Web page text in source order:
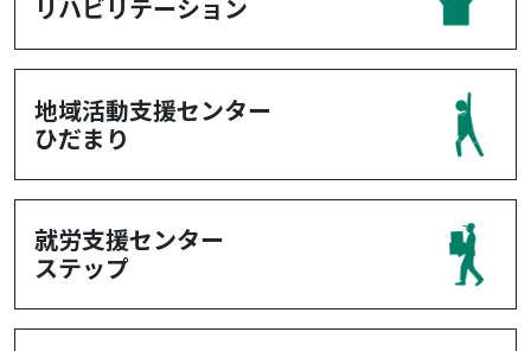
リハビリテーション
地域活動支援センター
ひだまり
就労支援センター
ステップ